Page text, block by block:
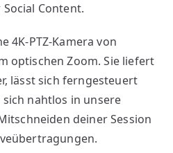
Content.
4K-PTZ-Kamera von
optischen Zoom. Sie liefert
lässt sich ferngesteuert
nahtlos in unsere
deiner Session